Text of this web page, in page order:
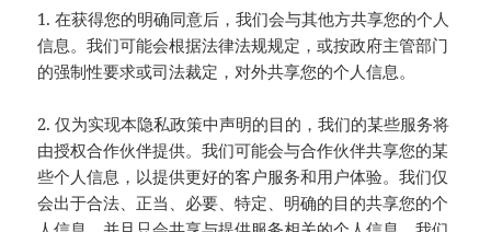
1. 在获得您的明确同意后，我们会与其他方共享您的个人
信息。我们可能会根据法律法规规定，或按政府主管部门
的强制性要求或司法裁定，对外共享您的个人信息。
2. 仅为实现本隐私政策中声明的目的，我们的某些服务将
由授权合作伙伴提供。我们可能会与合作伙伴共享您的某
些个人信息，以提供更好的客户服务和用户体验。我们仅
会出于合法、正当、必要、特定、明确的目的共享您的个